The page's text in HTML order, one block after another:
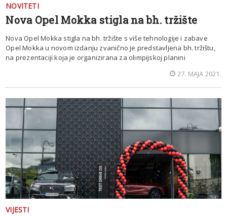
NOVITETI
Nova Opel Mokka stigla na bh. tržište
Nova Opel Mokka stigla na bh. tržište s više tehnologije i zabave
Opel Mokka u novom izdanju zvanično je predstavljena bh. tržištu,
na prezentaciji koja je organizirana za olimpijskoj planini
27. MAJA 2021.
VIJESTI